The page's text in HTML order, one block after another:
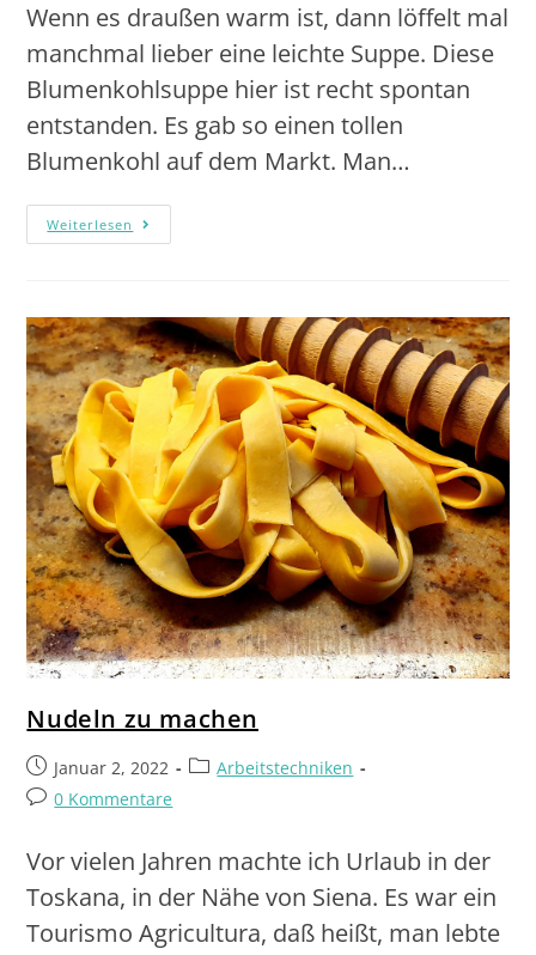
Wenn es draußen warm ist, dann löffelt mal
manchmal lieber eine leichte Suppe. Diese
Blumenkohlsuppe hier ist recht spontan
entstanden. Es gab so einen tollen
Blumenkohl auf dem Markt. Man…
Weiterlesen
Nudeln zu machen
Januar 2, 2022
Arbeitstechniken
0 Kommentare
Vor vielen Jahren machte ich Urlaub in der
Toskana, in der Nähe von Siena. Es war ein
Tourismo Agricultura, daß heißt, man lebte